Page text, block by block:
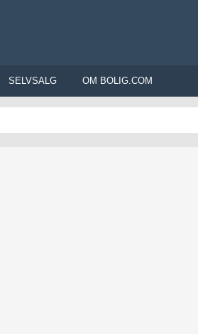
SELVSALG OM BOLIG.COM